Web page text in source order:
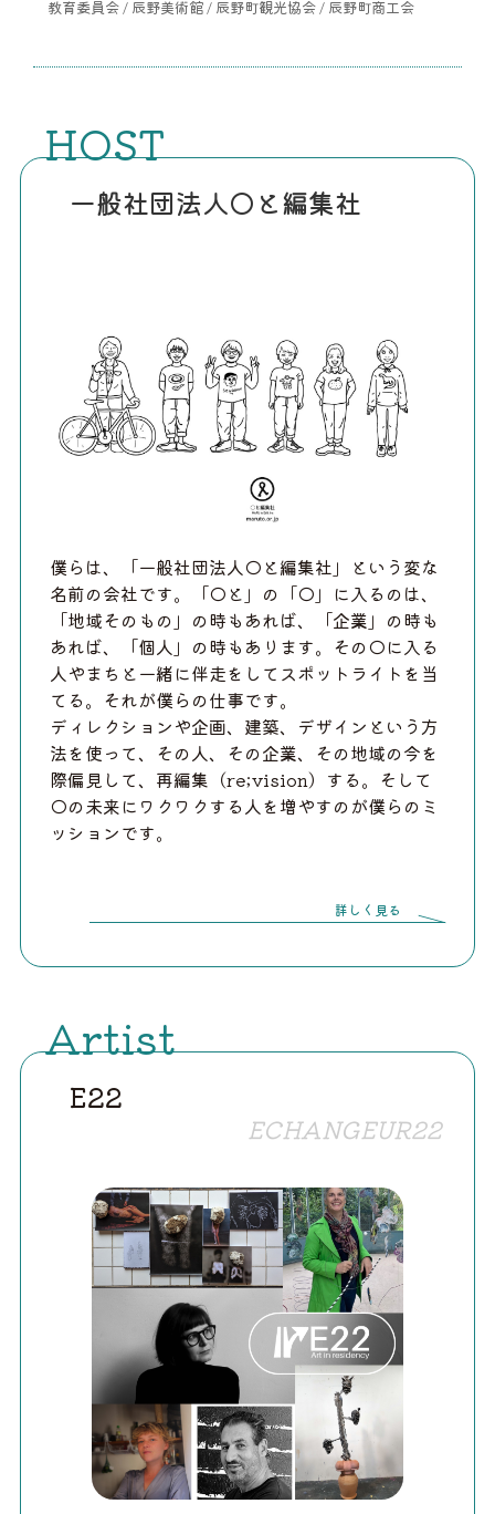
教育委員会 / 辰野美術館 / 辰野町観光協会 / 辰野町商工会
HOST
一般社団法人◯と編集社
僕らは、「一般社団法人◯と編集社」という変な
名前の会社です。「◯と」の「◯」に入るのは、
「地域そのもの」の時もあれば、「企業」の時も
あれば、「個人」の時もあります。その◯に入る
人やまちと一緒に伴走をしてスポットライトを当
てる。それが僕らの仕事です。
ディレクションや企画、建築、デザインという方
法を使って、その人、その企業、その地域の今を
際偏見して、再編集（re;vision）する。そして
◯の未来にワクワクする人を増やすのが僕らのミ
ッションです。
詳しく見る
Artist
E22
ECHANGEUR22